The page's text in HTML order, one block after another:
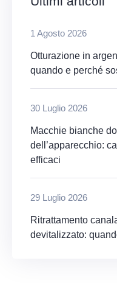
1 Agosto 2026
Otturazione in
quando e perché
30 Luglio 2026
Macchie bianche
dell’apparecchio:
efficaci
29 Luglio 2026
Ritrattamento
devitalizzato: